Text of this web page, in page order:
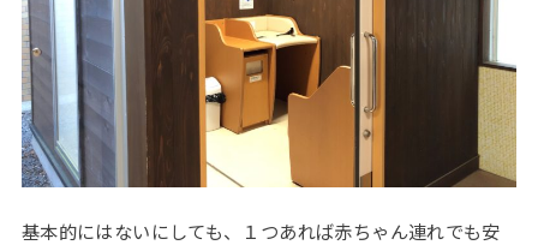
基本的にはないにしても、１つあれば赤ちゃん連れでも安